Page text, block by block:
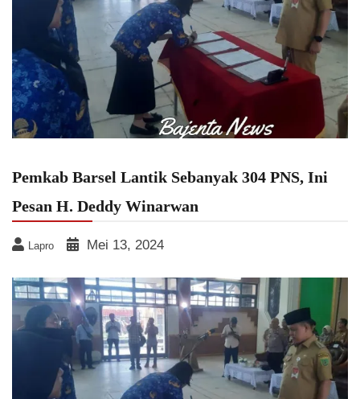
Pemkab Barsel Lantik Sebanyak 304 PNS, Ini
Pesan H. Deddy Winarwan
Lapro Mei 13, 2024